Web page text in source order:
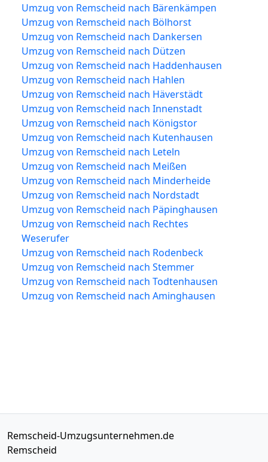
Umzug von Remscheid nach Bärenkämpen
Umzug von Remscheid nach Bölhorst
Umzug von Remscheid nach Dankersen
Umzug von Remscheid nach Dützen
Umzug von Remscheid nach Haddenhausen
Umzug von Remscheid nach Hahlen
Umzug von Remscheid nach Häverstädt
Umzug von Remscheid nach Innenstadt
Umzug von Remscheid nach Königstor
Umzug von Remscheid nach Kutenhausen
Umzug von Remscheid nach Leteln
Umzug von Remscheid nach Meißen
Umzug von Remscheid nach Minderheide
Umzug von Remscheid nach Nordstadt
Umzug von Remscheid nach Päpinghausen
Umzug von Remscheid nach Rechtes
Weserufer
Umzug von Remscheid nach Rodenbeck
Umzug von Remscheid nach Stemmer
Umzug von Remscheid nach Todtenhausen
Umzug von Remscheid nach Aminghausen
Remscheid-Umzugsunternehmen.de
Remscheid